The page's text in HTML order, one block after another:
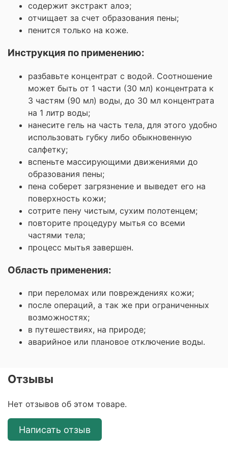
содержит экстракт алоэ;
отчищает за счет образования пены;
пенится только на коже.
Инструкция по применению:
разбавьте концентрат с водой. Соотношение
может быть от 1 части (30 мл) концентрата к
3 частям (90 мл) воды, до 30 мл концентрата
на 1 литр воды;
нанесите гель на часть тела, для этого удобно
использовать губку либо обыкновенную
салфетку;
вспеньте массирующими движениями до
образования пены;
пена соберет загрязнение и выведет его на
поверхность кожи;
сотрите пену чистым, сухим полотенцем;
повторите процедуру мытья со всеми
частями тела;
процесс мытья завершен.
Область применения:
при переломах или повреждениях кожи;
после операций, а так же при ограниченных
возможностях;
в путешествиях, на природе;
аварийное или плановое отключение воды.
Отзывы
Нет отзывов об этом товаре.
Написать отзыв